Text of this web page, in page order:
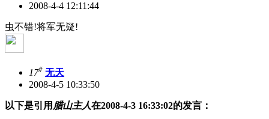
2008-4-4 12:11:44
虫不错!将军无疑!
17# 无天
2008-4-5 10:33:50
以下是引用 腊山主人在2008-4-3 16:33:02的发言：